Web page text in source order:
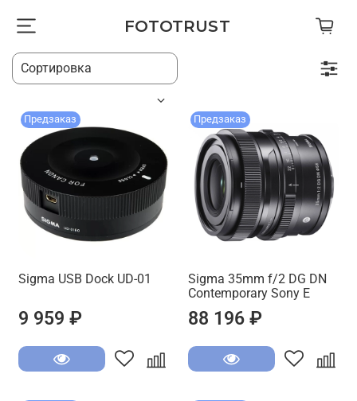
FOTOTRUST
Предзаказ
Sigma USB Dock UD-01
9 959 ₽
Предзаказ
Sigma 35mm f/2 DG DN
Contemporary Sony E
88 196 ₽